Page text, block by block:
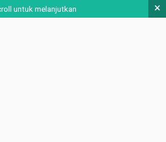
untuk melanjutkan ×